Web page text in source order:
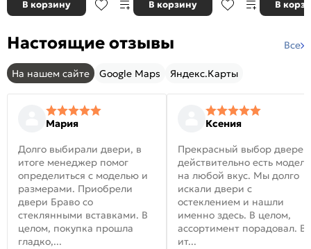
В корзину В корзину В
Настоящие отзывы Все
На нашем сайте Google Maps Яндекс.Карты
Мария
Долго выбирали двери, в
итоге менеджер помог
определиться с моделью и
размерами. Приобрели
двери Браво со
стеклянными вставками. В
целом, покупка прошла
гладко,...
Ксения
Прекрасный выбор
действительно есть модели
на любой вкус. Мы долго
искали двери с
остеклением и нашли
именно здесь. В целом,
ассортимент порадовал. В
ит...